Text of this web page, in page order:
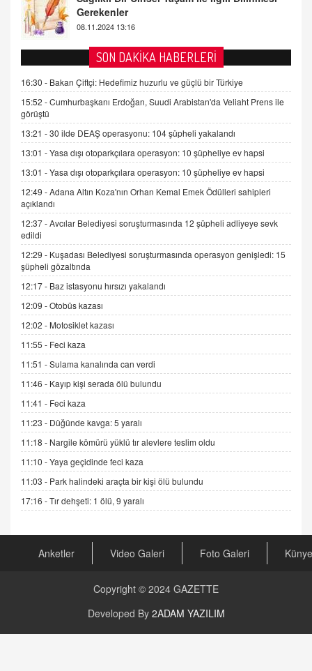
2 Kasım 2021 Salı 00:11
AV. DOĞAN CAN DOĞAN
Kişisel verilerin korunması ve dijital hukukun
gelişimi
15.09.2025 16:17
SEHER EREK
Kış Ayları Geldi, Hangi Önlemler Alınmalı?
9.12.2025 10:11
İNCİ GÜL AKÖL
06.07.2026 13:00
ADEM AKÖL
Esed Destekçilerinin Yüzüne Vurulan Şamar:
Sednaya
11.12.2024 12:30
DR. EKREM ASLAN
Gerçek Ne, Algı Ne? "Beraber Yürüyoruz"
Cümlesinin Peşinden
19.07.2025 12:45
GÖNÜL MENEKŞE
Şifacının Yolu
04.11.2025 12:56
AV. RÜMEYSA ÖZKALE
Kira Uyuşmazlıklarında Dava Açmadan Önce
Arabulucuya Başvuru Şartı
CAN UĞURATEŞ
Değişen yapısıyla Suriye
GÜNLÜK BURÇ YORUMU
SON DAKİKA HABERLERİ
16:30 - Bakan Çiftçi: Hedefimiz huzurlu ve güçlü bir Türkiye
15:52 -Cumhurbaşkanı Erdoğan, Suudi Arabistan'da Veliaht Prens ile
görüştü
13:21 -30 ilde DEAŞ operasyonu: 104 şüpheli yakalandı
13:01 -Yasa dışı otoparkçılara operasyon: 10 şüpheliye ev hapsi
13:01 -Yasa dışı otoparkçılara operasyon: 10 şüpheliye ev hapsi
12:49 -Adana Altın Koza'nın Orhan Kemal Emek Ödülleri sahipleri
açıklandı
12:37 -Avcılar Belediyesi soruşturmasında 12 şüpheli adliyeye sevk
edildi
12:29 - Kuşadası Belediyesi soruşturmasında operasyon genişledi: 15
şüpheli gözaltında
12:17 - Baz istasyonu hırsızı yakalandı
12:09 -Otobüs kazası
12:02 - Motosiklet kazası
11:55 - Feci kaza
11:51 -Sulama kanalında can verdi
11:46 - Kayıp kişi serada ölü bulundu
11:41 - Feci kaza
11:23 - Düğünde kavga: 5 yaralı
11:18 - Nargile kömürü yüklü tır alevlere teslim oldu
11:10 -Yaya geçidinde feci kaza
11:03 - Park halindeki araçta bir kişi ölü bulundu
17:16 -Tır dehşeti: 1 ölü, 9 yaralı
Anketler Video Galeri Foto Galeri Künye
Copyright © 2024 GAZETTE
Developed By 2ADAM YAZILIM